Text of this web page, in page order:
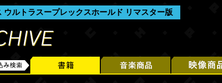
ルトラスープレックスホールド リマスター版